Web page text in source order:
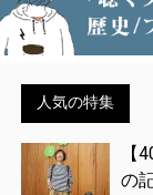
人気の特集
【
の